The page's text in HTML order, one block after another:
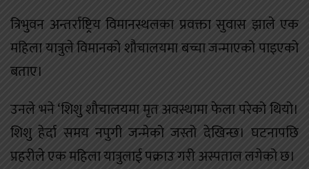
त्रिभुवन अन्तर्राष्ट्रिय विमानस्थलका प्रवक्ता सुवास झाले एक
महिला यात्रुले विमानको शौचालयमा बच्चा जन्माएको पाइएको
बताए।
उनले भने ‘शिशु शौचालयमा मृत अवस्थामा फेला परेको थियो।
शिशु हेर्दा समय नपुगी जन्मेको जस्तो देखिन्छ। घटनापछि
प्रहरीले एक महिला यात्रुलाई पक्राउ गरी अस्पताल लगेको छ।